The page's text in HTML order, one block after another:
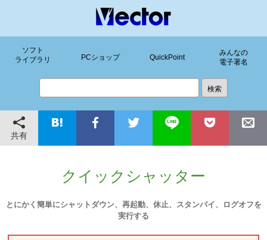
ソフト
ライブラリ
PCショップ QuickPoint
みんなの
電子署名
共有
クイックシャッター
とにかく簡単にシャットダウン、再起動、休止、スタンバイ、ログオフを
実行する